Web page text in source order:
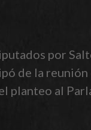
por
de la
planteo al